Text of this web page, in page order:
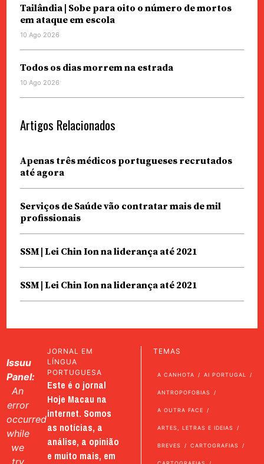
Tailândia | Sobe para oito o número de mortos
em ataque em escola
10 Ago 2026
Todos os dias morrem na estrada
10 Ago 2026
Artigos Relacionados
Apenas três médicos portugueses recrutados
até agora
Serviços de Saúde vão contratar mais de mil
profissionais
SSM | Lei Chin Ion na liderança até 2021
SSM | Lei Chin Ion na liderança até 2021
Issuu
Panel:
An
error
occurred
while
we
JORNAL EM
LÍNGUA
PORTUGUESA
Este é o jornal
Hoje Macau na
internet. Somos
as notícias, a
análise, a opinião
e muito mais, em
TEMAS
A CANHOTA AI PORTUGAL
ANTROPOFOBIAS
A OUTRA FACE
ARTES, LETRAS E IDEIAS
BREVES CARTOGRAFIAS